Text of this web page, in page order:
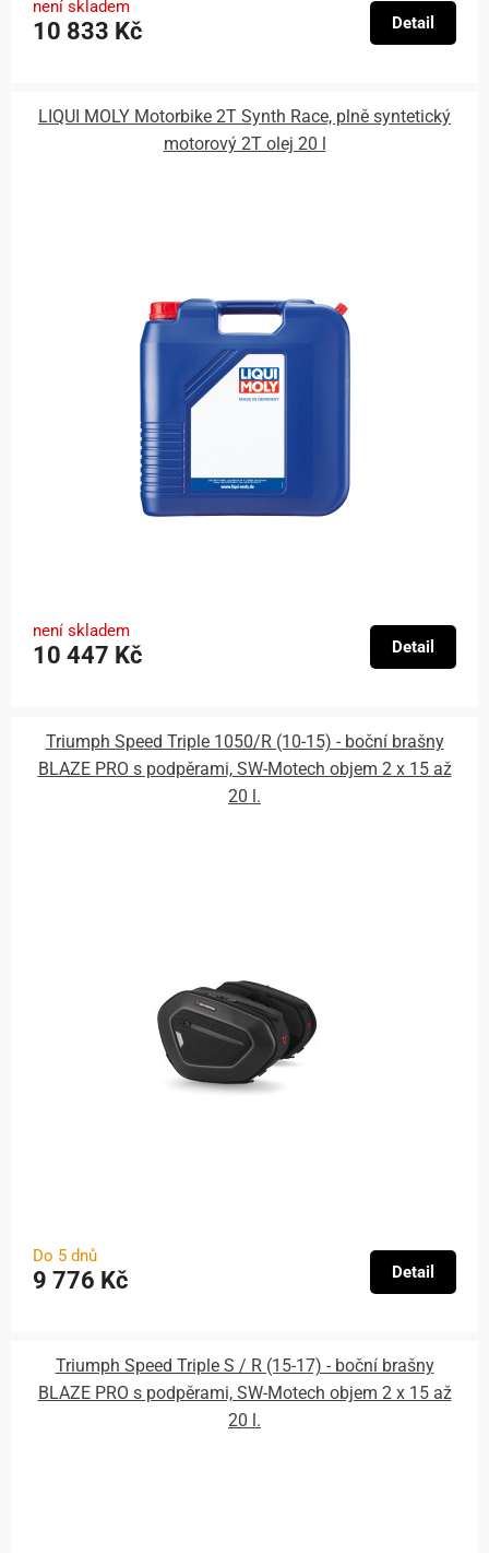
není skladem
10 833 Kč Detail
LIQUI MOLY Motorbike 2T Synth Race, plně syntetický
motorový 2T olej 20 l
není skladem
10 447 Kč Detail
Triumph Speed Triple 1050/R (10-15) - boční brašny
BLAZE PRO s podpěrami, SW-Motech objem 2 x 15 až
20 l.
Do 5 dnů
9 776 Kč Detail
Triumph Speed Triple S / R (15-17) - boční brašny
BLAZE PRO s podpěrami, SW-Motech objem 2 x 15 až
20 l.